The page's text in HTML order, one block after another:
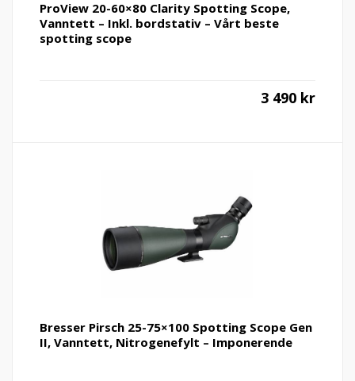
ProView 20-60×80 Clarity Spotting Scope,
Vanntett – Inkl. bordstativ – Vårt beste
spotting scope
3 490 kr
Bresser Pirsch 25-75×100 Spotting Scope Gen
II, Vanntett, Nitrogenefylt – Imponerende